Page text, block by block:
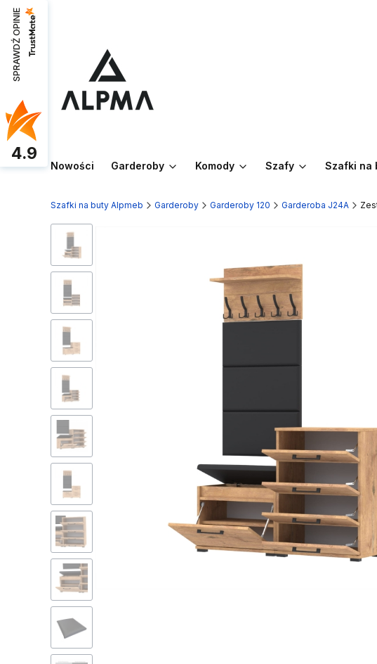
Nowości Garderoby Komody Szafy Szafki na
Szafki na buty Alpmeb Garderoby Garderoby 120 Garderoba J24A
SPRAWDŹ OPINIE
4.9